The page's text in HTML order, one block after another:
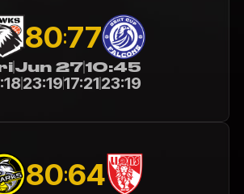
80:77
Jun 2710:45
23:1917:2123:19
80:64